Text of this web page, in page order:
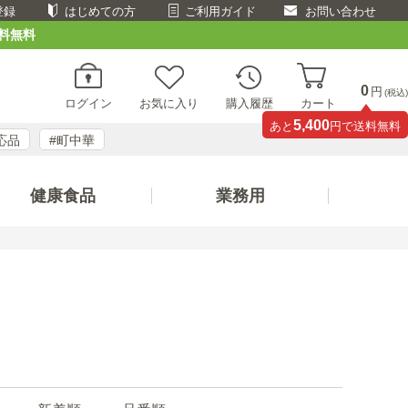
録 はじめての方 ご利用ガイド お問い合わせ
無料
ログイン お気に入り 購入履歴 カート
0 円 (税込)
あと 5,400円で送料無料
品 #町中華
健康食品 業務用